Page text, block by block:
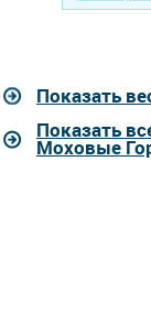
Показать
Показать
Моховые